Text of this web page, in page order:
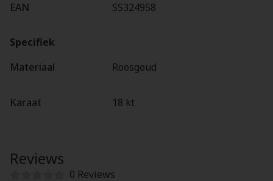
EAN SS324958
Specifiek
Materiaal
Roosgoud
Karaat 18 kt
Reviews
0 Reviews